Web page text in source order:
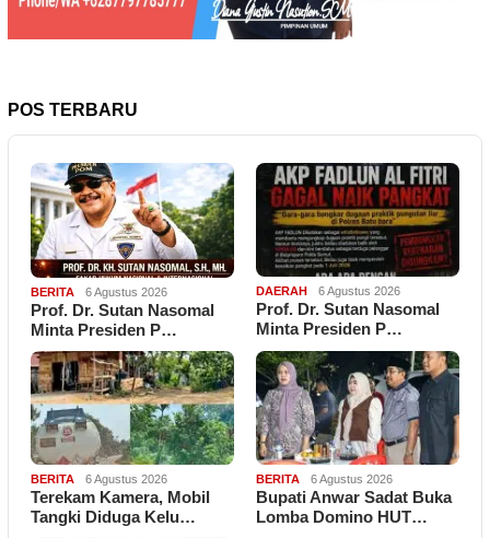
POS TERBARU
BERITA 6 Agustus 2026
Prof. Dr. Sutan Nasomal
Minta Presiden P…
DAERAH 6 Agustus 2026
Prof. Dr. Sutan Nasomal
Minta Presiden P…
BERITA 6 Agustus 2026
Terekam Kamera, Mobil
Tangki Diduga Kelu…
BERITA 6 Agustus 2026
Bupati Anwar Sadat Buka
Lomba Domino HUT…